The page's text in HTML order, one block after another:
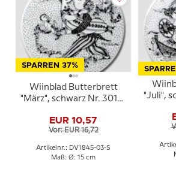
SPARREN 37%
Wiinblad Butterbrett
"März", schwarz Nr. 3013-
EUR 10,57
Vor: EUR 16,72
Artikelnr.: DV1845-03-S
Maß: Ø: 15 cm
"Juli",